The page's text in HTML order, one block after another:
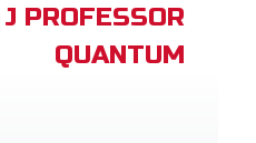
PROFESSOR
QUANTUM